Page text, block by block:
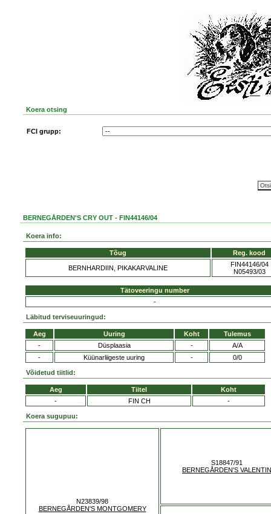
Koera otsing
FCI grupp:
BERNEGÅRDEN'S CRY OUT - FIN44146/04
Koera info:
Tõug Reg. kood
BERNHARDIIN, PIKAKARVALINE
FIN44146/04
N05493/03
Tätoveeringu number
-
Läbitud terviseuuringud:
Aeg Uuring Koht
Tulemus
-
Düsplaasia -
A/A
-
Küünarliigeste uuring - 0/0
Võidetud tiitlid:
Aeg Tiitel
Koht
-
FIN CH -
Koera sugupuu:
N23839/98
BERNEGÅRDEN'S MONTGOMERY
S18847/91
BERNEGÅRDEN'S VALENTIN